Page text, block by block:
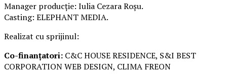
Manager producție: Iulia Cezara Roșu.
Casting: ELEPHANT MEDIA.
Realizat cu sprijinul:
Co-finanțatori: C&C HOUSE RESIDENCE, S&I BEST
CORPORATION WEB DESIGN, CLIMA FREON